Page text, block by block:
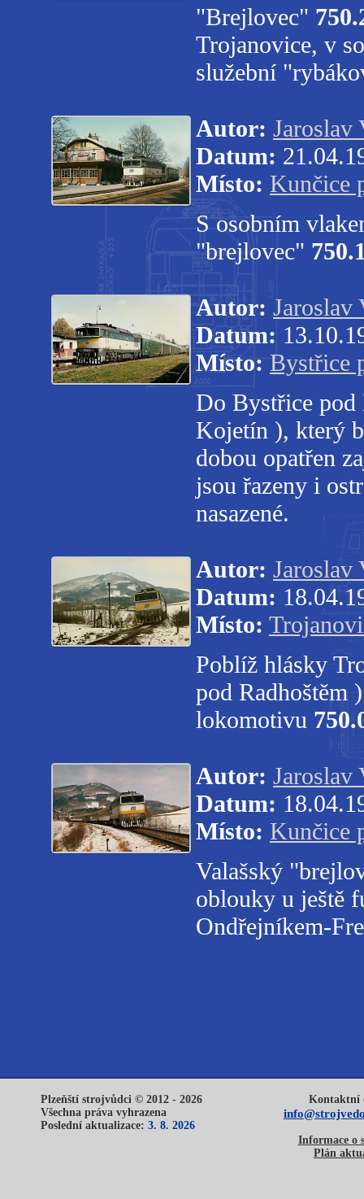
"Brejlovec"
Trojanovice, v
služební
Autor: Jaroslav
Datum:
Místo: Kunčice
S osobním
"brejlovec"
Autor: Jaroslav
Datum:
Místo: Bystřice
Do Bystřice
Kojetín ), který
dobou opatřen
jsou řazeny i
nasazené.
Autor: Jaroslav
Datum:
Místo:
Poblíž hlásky
pod Radhoštěm
lokomotivu
Autor: Jaroslav
Datum:
Místo: Kunčice
Valašský
oblouky u ještě
Ondřejníkem-
Plzeňští strojvůdci © 2012 - 2026
Všechna práva vyhrazena
Poslední aktualizace: 3. 8. 2026
Kontaktní
Informace o
Plán